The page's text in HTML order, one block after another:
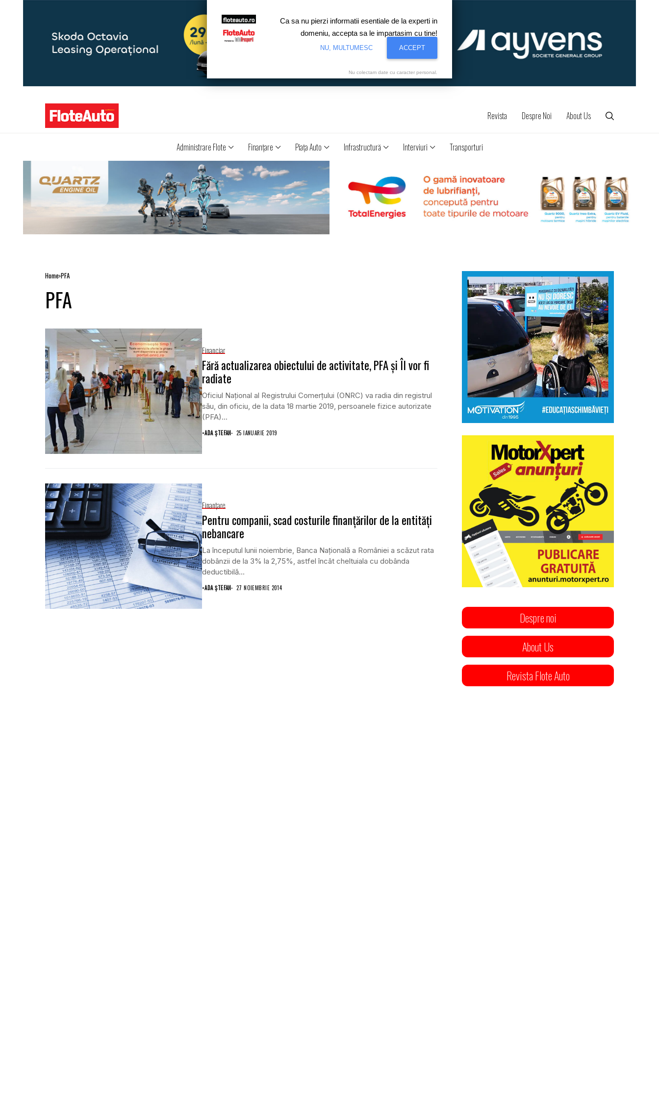
Revista Despre Noi About Us
Administrare Flote Finanţare Piaţa Auto Infrastructură Interviuri Transporturi
Home PFA
PFA
Financiar
Fără actualizarea obiectului de activitate, PFA şi ÎI vor fi
radiate
Oficiul Naţional al Registrului Comerţului (ONRC) va radia din registrul
său, din oficiu, de la data 18 martie 2019, persoanele fizice autorizate
(PFA)...
•ADA ȘTEFAN 25 IANUARIE 2019
Finanţare
Pentru companii, scad costurile finanţărilor de la entităţi
nebancare
La începutul lunii noiembrie, Banca Naţională a României a scăzut rata
dobânzii de la 3% la 2,75%, astfel încât cheltuiala cu dobânda
deductibilă...
•ADA ȘTEFAN 27 NOIEMBRIE 2014
Despre noi
About Us
Revista Flote Auto
Ca sa nu pierzi informatii esentiale de la experti in
domeniu, accepta sa le impartasim cu tine!
NU, MULTUMESC ACCEPT
Nu colectam date cu caracter personal.